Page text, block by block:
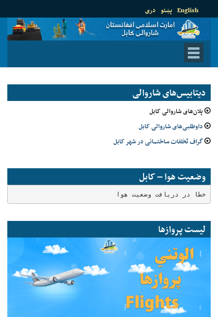
دری پښتو English
دیتابیس‌های شاروالی
پلان‌های شاروالی کابل
داوطلبی‌های شاروالی کابل
گراف تخلفات ساختمانی در شهر کابل
وضعیت هوا – کابل
خطا در دریافت وضعیت هوا
لیست پروازها